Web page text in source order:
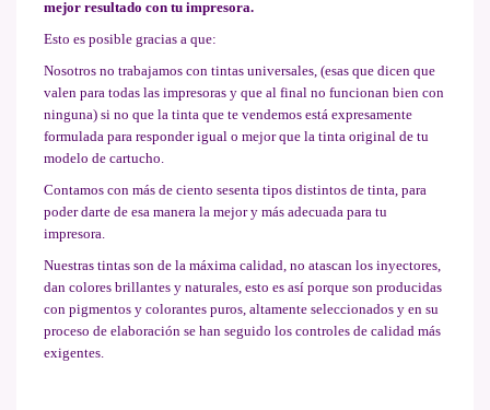
mejor resultado con tu impresora.
Esto es posible gracias a que:
Nosotros no trabajamos con tintas universales, (esas que dicen que
valen para todas las impresoras y que al final no funcionan bien con
ninguna) si no que la tinta que te vendemos está expresamente
formulada para responder igual o mejor que la tinta original de tu
modelo de cartucho.
Contamos con más de ciento sesenta tipos distintos de tinta, para
poder darte de esa manera la mejor y más adecuada para tu
impresora.
Nuestras tintas son de la máxima calidad, no atascan los inyectores,
dan colores brillantes y naturales, esto es así porque son producidas
con pigmentos y colorantes puros, altamente seleccionados y en su
proceso de elaboración se han seguido los controles de calidad más
exigentes.